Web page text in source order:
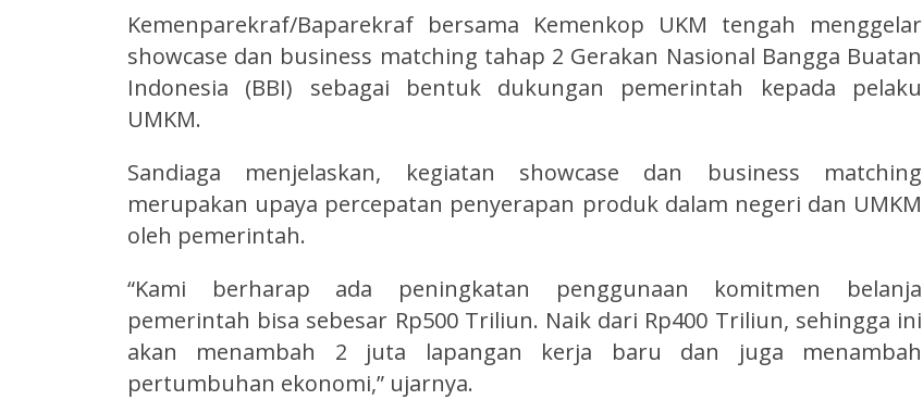
Kemenparekraf/Baparekraf bersama Kemenkop UKM tengah menggelar
showcase dan business matching tahap 2 Gerakan Nasional Bangga Buatan
Indonesia (BBI) sebagai bentuk dukungan pemerintah kepada pelaku
UMKM.
Sandiaga menjelaskan, kegiatan showcase dan business matching
merupakan upaya percepatan penyerapan produk dalam negeri dan UMKM
oleh pemerintah.
“Kami berharap ada peningkatan penggunaan komitmen belanja
pemerintah bisa sebesar Rp500 Triliun. Naik dari Rp400 Triliun, sehingga ini
akan menambah 2 juta lapangan kerja baru dan juga menambah
pertumbuhan ekonomi,” ujarnya.